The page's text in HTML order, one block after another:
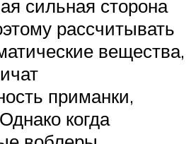
сильная сторона
рассчитывать
вещества,
приманки,
когда